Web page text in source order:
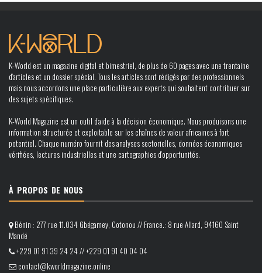
K-World est un magazine digital et bimestriel, de plus de 60 pages avec une trentaine
d’articles et un dossier spécial. Tous les articles sont rédigés par des professionnels
mais nous accordons une place particulière aux experts qui souhaitent contribuer sur
des sujets spécifiques.
K-World Magazine est un outil d’aide à la décision économique. Nous produisons une
information structurée et exploitable sur les chaînes de valeur africaines à fort
potentiel. Chaque numéro fournit des analyses sectorielles, données économiques
vérifiées, lectures industrielles et une cartographies d’opportunités.
À PROPOS DE NOUS
Bénin : 277 rue 11.034 Gbégamey, Cotonou // France.: 8 rue Allard, 94160 Saint
Mandé
+229 01 91 39 24 24 // +229 01 91 40 04 04
contact@kworldmagazine.online